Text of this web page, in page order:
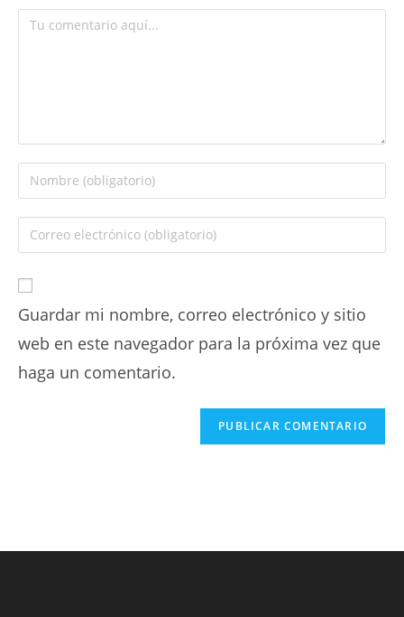
Guardar mi nombre, correo electrónico y sitio
web en este navegador para la próxima vez que
haga un comentario.